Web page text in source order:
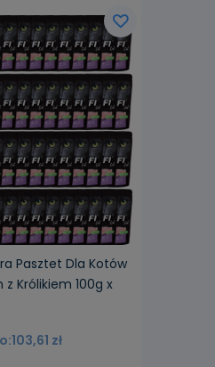
Pasztet Dla Kotów
Królikiem 100g x
103,61 zł